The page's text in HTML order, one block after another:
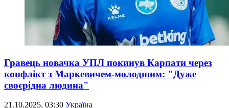
Гравець новачка УПЛ покинув Карпати через
конфлікт з Маркевичем-молодшим: "Дуже
своєрідна людина"
21.10.2025, 03:30 Україна